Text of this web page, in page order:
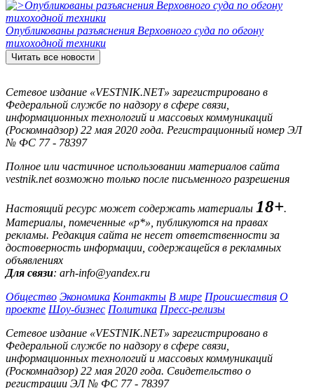
Опубликованы разъяснения Верховного суда по обгону
тихоходной техники
Читать все новости
Сетевое издание «VESTNIK.NET» зарегистрировано в
Федеральной службе по надзору в сфере связи,
информационных технологий и массовых коммуникаций
(Роскомнадзор) 22 мая 2020 года. Регистрационный номер ЭЛ
№ ФС 77 - 78397
Полное или частичное использовании материалов сайта
vestnik.net возможно только после письменного разрешения
Настоящий ресурс может содержать материалы 18+.
Материалы, помеченные «р*», публикуются на правах
рекламы. Редакция сайта не несет ответственности за
достоверность информации, содержащейся в рекламных
объявлениях
Для связи: arh-info@yandex.ru
Общество Экономика Контакты В мире Происшествия О
проекте Шоу-бизнес Политика Пресс-релизы
Сетевое издание «VESTNIK.NET» зарегистрировано в
Федеральной службе по надзору в сфере связи,
информационных технологий и массовых коммуникаций
(Роскомнадзор) 22 мая 2020 года. Свидетельство о
регистрации ЭЛ № ФС 77 - 78397